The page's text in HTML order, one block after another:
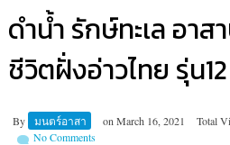
ดำน้ำ รักษ์ทะเล อา
ชีวิตฝั่งอ่าวไทย รุ่น12
By มนตร์อาสา on March 16, 2021 Total
No Comments